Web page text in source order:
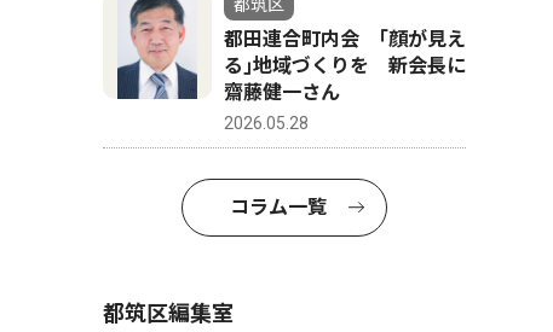
都筑区
都田連合町内会 ｢顔が見え
る｣地域づくりを 新会長に
齋藤健一さん
2026.05.28
コラム一覧
都筑区編集室